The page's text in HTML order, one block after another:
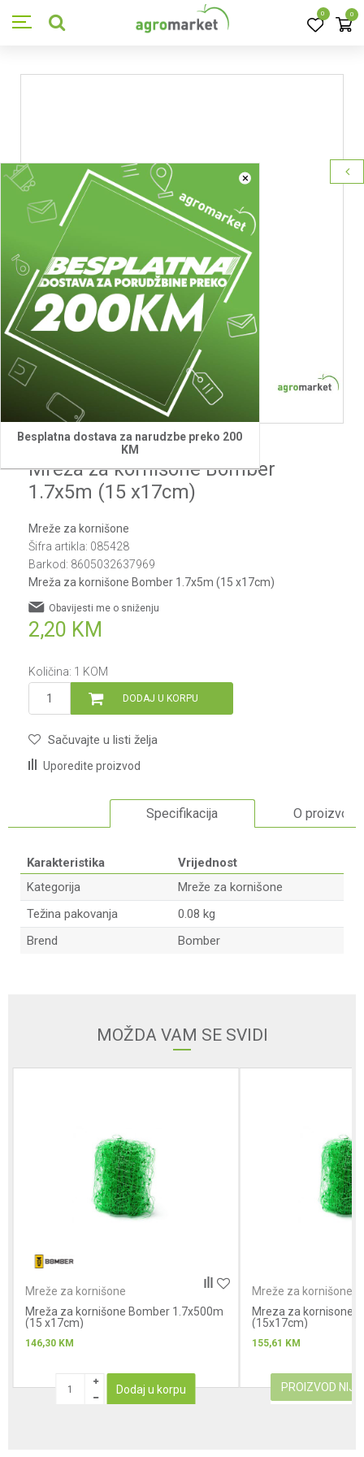
0 0
×
Besplatna dostava za narudzbe preko 200
KM
Bomber
Mreža za kornišone Bomber
1.7x5m (15 x17cm)
Mreže za kornišone
Šifra artikla: 085428
Barkod: 8605032637969
Mreža za kornišone Bomber 1.7x5m (15 x17cm)
2,20 KM
Obavijesti me o sniženju
Količina: 1 KOM
DODAJ U KORPU
Sačuvajte u listi želja
Uporedite proizvod
Specifikacija O proizvodu
Karakteristika
Vrijednost
Kategorija
Mreže za kornišone
Težina pakovanja
0.08 kg
Brend
Bomber
POŠALJI
MOŽDA VAM SE SVIDI
Mreže za kornišone
Mreža za kornišone Bomber 1.7x500m
(15 x17cm)
146,30 KM
Dodaj u korpu
Mreže za kornišone
Mreza za kornisone
(15x17cm)
155,61 KM
PROIZVOD